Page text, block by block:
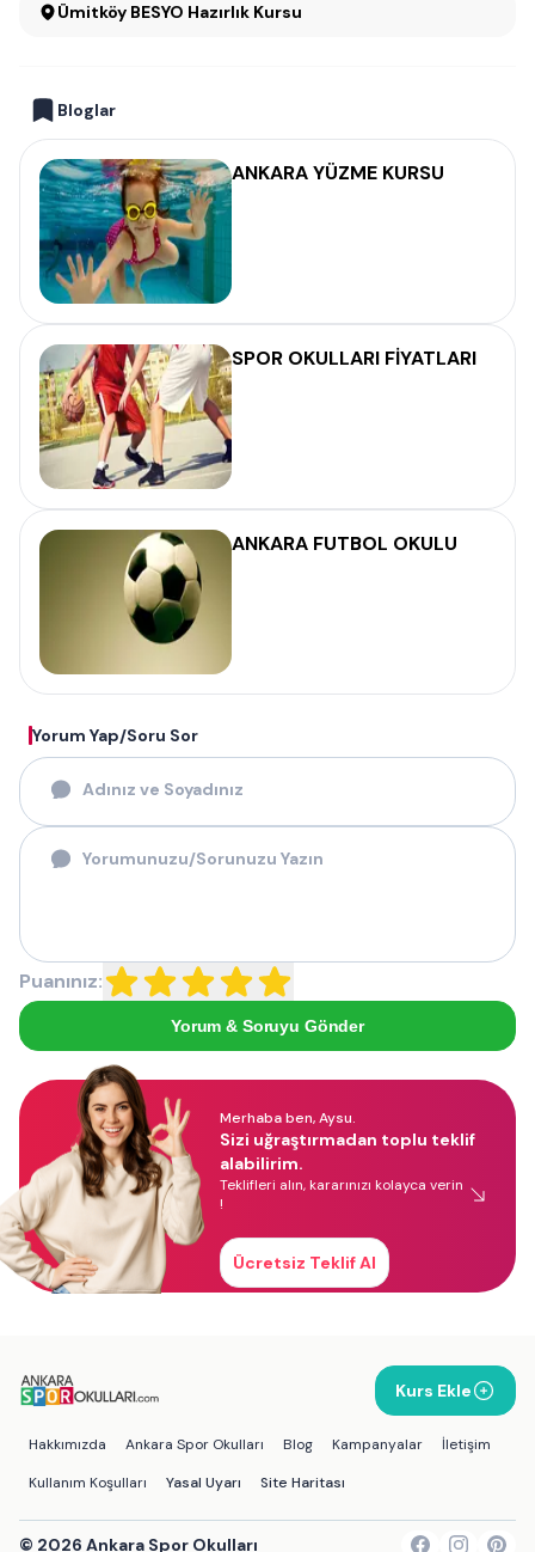
Ümitköy BESYO Hazırlık Kursu
Bloglar
ANKARA YÜZME KURSU
SPOR OKULLARI FİYATLARI
ANKARA FUTBOL OKULU
Yorum Yap/Soru Sor
Puanınız:
Yorum & Soruyu Gönder
Merhaba ben, Aysu.
Sizi uğraştırmadan toplu teklif
alabilirim.
Teklifleri alın, kararınızı kolayca verin
!
Ücretsiz Teklif Al
Kurs Ekle
Hakkımızda Ankara Spor Okulları Blog Kampanyalar
İletişim
Kullanım Koşulları
Yasal Uyarı Site Haritası
© 2026 Ankara Spor Okulları